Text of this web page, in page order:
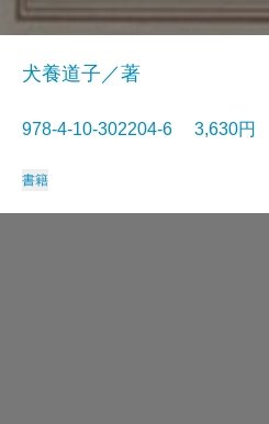
犬養道子／著
978-4-10-302204-6 3,630円
書籍